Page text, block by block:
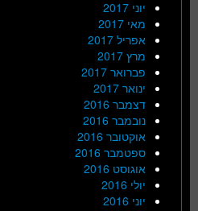
יוני 2017
מאי 2017
אפריל 2017
מרץ 2017
פברואר 2017
ינואר 2017
דצמבר 2016
נובמבר 2016
אוקטובר 2016
ספטמבר 2016
אוגוסט 2016
יולי 2016
יוני 2016